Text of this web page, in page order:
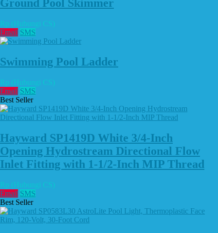
Ground Pool Skimmer
Rp (Hubungi CS)
Email SMS
Swimming Pool Ladder
Rp (Hubungi CS)
Email SMS
Best Seller
Hayward SP1419D White 3/4-Inch
Opening Hydrostream Directional Flow
Inlet Fitting with 1-1/2-Inch MIP Thread
Rp (Hubungi CS)
Email SMS
Best Seller